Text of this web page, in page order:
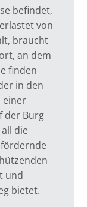
befindet,
von
braucht
an dem
finden
in den
einer
der Burg
die
und
bietet.